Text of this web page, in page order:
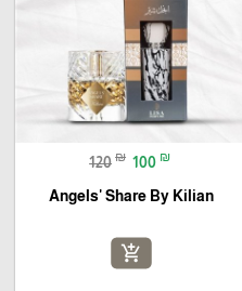
120 ₪ 100 ₪
Angels' Share By Kilian
add_shopping_cart